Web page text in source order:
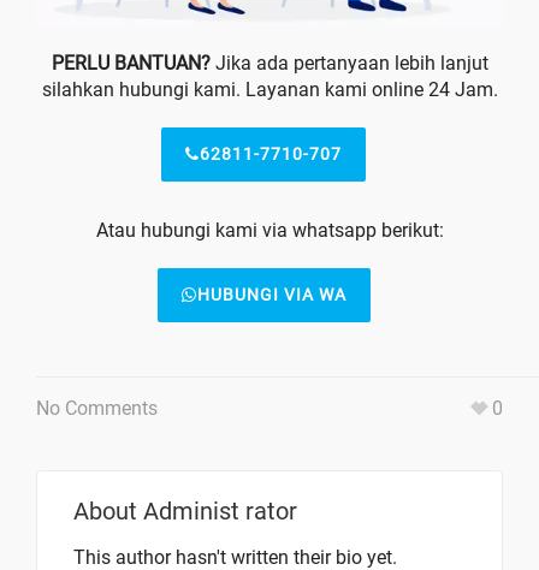
PERLU BANTUAN?Jika ada pertanyaan lebih lanjut
silahkan hubungi kami. Layanan kami online 24 Jam.
62811-7710-707
Atau hubungi kami via whatsapp berikut:
HUBUNGI VIA WA
No Comments 0
About Administ rator
This author hasn't written their bio yet.